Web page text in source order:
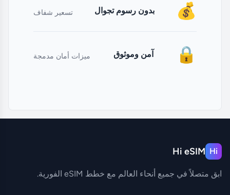
💰 بدون رسوم تجوال تسعير شفاف
🔒 آمن وموثوق ميزات أمان مدمجة
Hi
Hi eSIM
ابق متصلاً في جميع أنحاء العالم مع خطط eSIM الفورية.